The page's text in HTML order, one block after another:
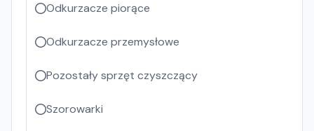
Odkurzacze piorące
Odkurzacze przemysłowe
Pozostały sprzęt czyszczący
Szorowarki